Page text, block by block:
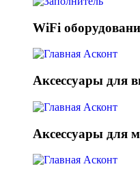
WiFi
Аксессуары для
Аксессуары для